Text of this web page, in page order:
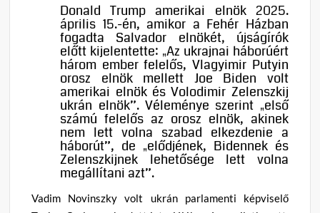
Donald Trump amerikai elnök 2025.
április 15.-én, amikor a Fehér Házban
fogadta Salvador elnökét, újságírók
előtt kijelentette: „Az ukrajnai háborúért
három ember felelős, Vlagyimir Putyin
orosz elnök mellett Joe Biden volt
amerikai elnök és Volodimir Zelenszkij
ukrán elnök”. Véleménye szerint „első
számú felelős az orosz elnök, akinek
nem lett volna szabad elkezdenie a
háborút”, de „elődjének, Bidennek és
Zelenszkijnek lehetősége lett volna
megállítani azt”.
Vadim Novinszky volt ukrán parlamenti képviselő